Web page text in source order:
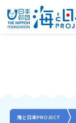
海と日本PROJECT